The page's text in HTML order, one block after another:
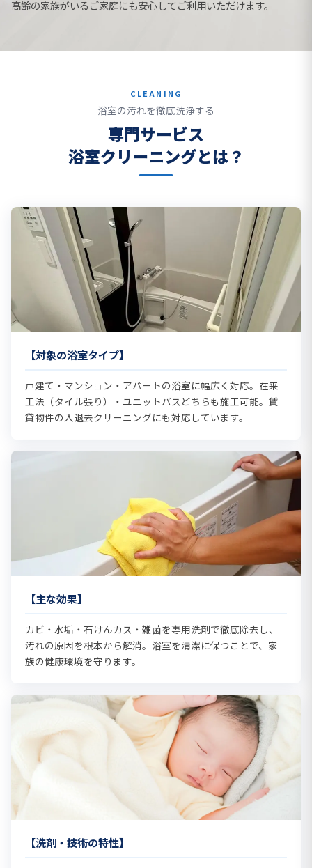
高齢の家族がいるご家庭にも安心してご利用いただけます。
CLEANING
浴室の汚れを徹底洗浄する
専門サービス
浴室クリーニングとは？
【対象の浴室タイプ】
戸建て・マンション・アパートの浴室に幅広く対応。在来
工法（タイル張り）・ユニットバスどちらも施工可能。賃
貸物件の入退去クリーニングにも対応しています。
【主な効果】
カビ・水垢・石けんカス・雑菌を専用洗剤で徹底除去し、
汚れの原因を根本から解消。浴室を清潔に保つことで、家
族の健康環境を守ります。
【洗剤・技術の特性】